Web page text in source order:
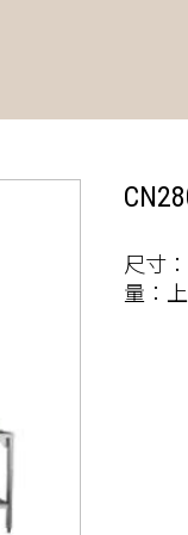
尺寸
量：